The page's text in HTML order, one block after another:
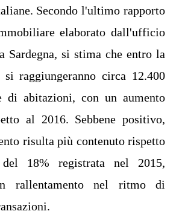
Secondo l'ultimo rapporto
elaborato dall'ufficio
Sardegna, si stima che entro la
raggiungeranno circa 12.400
di abitazioni, con un aumento
al 2016. Sebbene positivo,
risulta più contenuto rispetto
18% registrata nel 2015,
rallentamento nel ritmo di